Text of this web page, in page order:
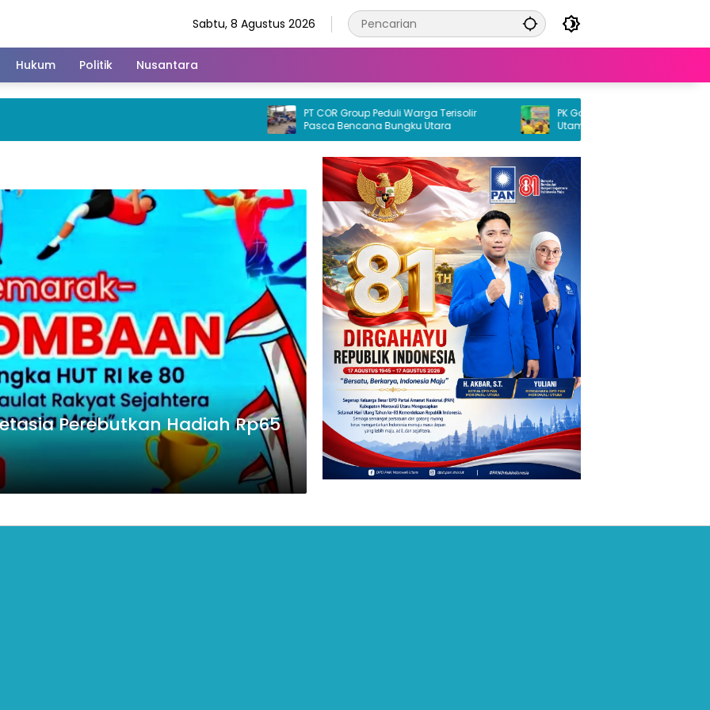
Sabtu, 8 Agustus 2026
Hukum Politik Nusantara
PT COR Group Peduli Warga Terisolir
Pasca Bencana Bungku Utara
PK Golkar Petasia Timur Jadi
Utama Partai Golkar di Morowali
Perebutkan Hadiah Rp65